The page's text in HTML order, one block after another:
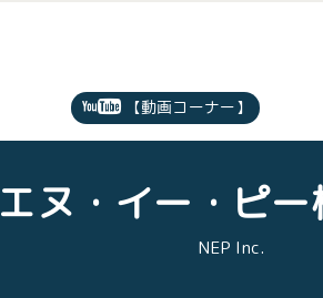
【動画コーナー】
エヌ・イー・ピ
NEP Inc.